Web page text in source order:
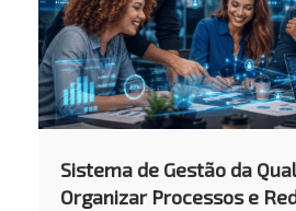
Sistema de Gestão da
Organizar Processos e